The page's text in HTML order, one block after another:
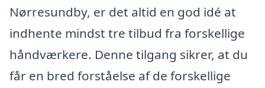
Nørresundby, er det altid en god idé at
indhente mindst tre tilbud fra forskellige
håndværkere. Denne tilgang sikrer, at du
får en bred forståelse af de forskellige